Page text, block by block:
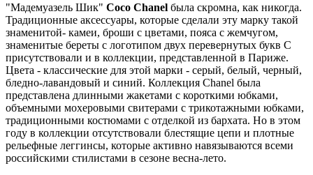
"Мадемуазель Шик" Coco Chanel была скромна, как никогда.
Традиционные аксессуары, которые сделали эту марку такой
знаменитой- камеи, броши с цветами, пояса с жемчугом,
знаменитые береты с логотипом двух перевернутых букв С
присутствовали и в коллекции, представленной в Париже.
Цвета - классические для этой марки - серый, белый, черный,
бледно-лавандовый и синий. Коллекция Chanel была
представлена длинными жакетами с короткими юбками,
объемными мохеровыми свитерами с трикотажными юбками,
традиционными костюмами с отделкой из бархата. Но в этом
году в коллекции отсутствовали блестящие цепи и плотные
рельефные леггинсы, которые активно навязываются всеми
российскими стилистами в сезоне весна-лето.